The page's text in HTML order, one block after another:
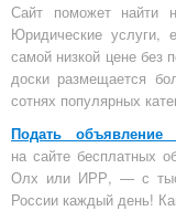
Сайт поможет найти
Юридические услуги,
самой низкой цене без
доски размещается
сотнях популярных
Подать объявление
насайте бесплатных
Олх или ИРР, — с
России каждый день!